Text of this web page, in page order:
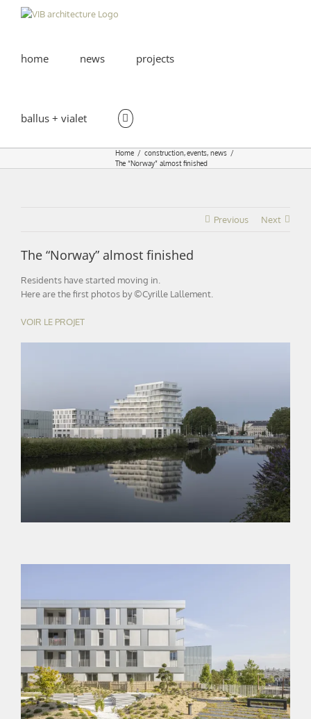
home news projects
ballus + vialet
Home construction events news
The “Norway” almost finished
Previous Next
The “Norway” almost finished
Residents have started moving in.
Here are the first photos by ©Cyrille Lallement.
VOIR LE PROJET